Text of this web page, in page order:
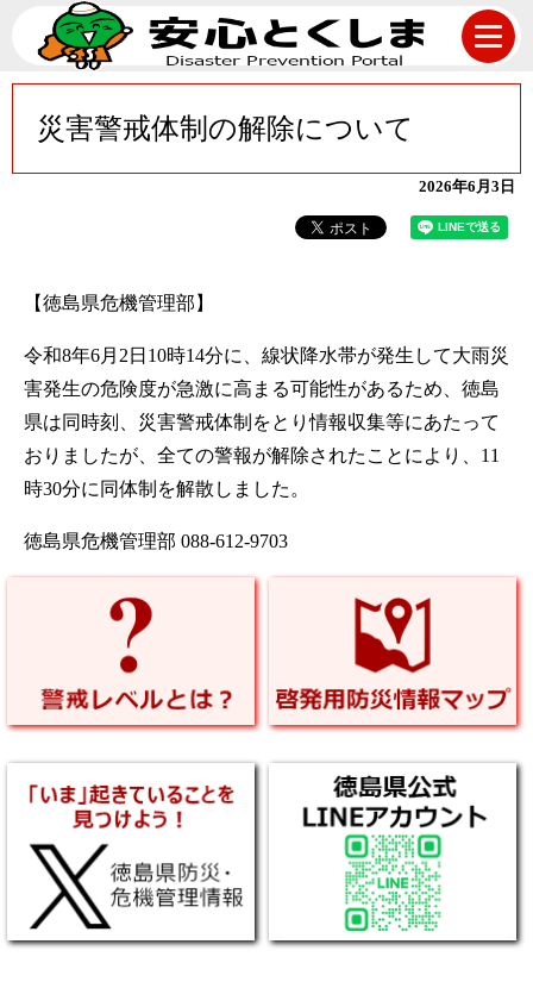
災害警戒体制の解除について
2026年6月3日
【徳島県危機管理部】
令和8年6月2日10時14分に、線状降水帯が発生して大雨災
害発生の危険度が急激に高まる可能性があるため、徳島
県は同時刻、災害警戒体制をとり情報収集等にあたって
おりましたが、全ての警報が解除されたことにより、11
時30分に同体制を解散しました。
徳島県危機管理部 088-612-9703